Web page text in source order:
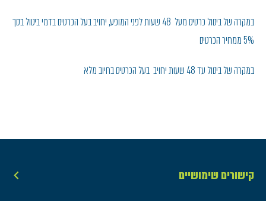
במקרה של ביטול כרטיס מעל 48 שעות לפני המופע, יחויב בעל הכרטיס בדמי ביטול בסך
5% ממחיר הכרטיס
במקרה של ביטול עד 48 שעות יחויב בעל הכרטיס בחיוב מלא
קישורים שימושיים